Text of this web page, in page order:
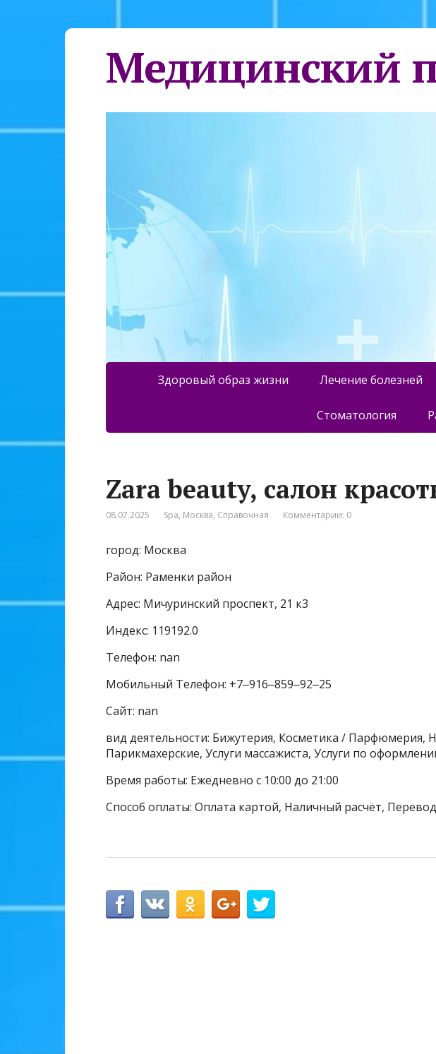
Медицинский
Здоровый образ жизни Лечение болезней
Стоматология
Zara beauty, салон
08.07.2025 Spa, Москва, Справочная Комментарии: 0
город: Москва
Район: Раменки район
Адрес: Мичуринский проспект, 21 к3
Индекс: 119192.0
Телефон: nan
Мобильный Телефон: +7‒916‒859‒92‒25
Сайт: nan
вид деятельности: Бижутерия, Косметика / Парфюмерия,
Парикмахерские, Услуги массажиста, Услуги по
Время работы: Ежедневно с 10:00 до 21:00
Способ оплаты: Оплата картой, Наличный расчёт,